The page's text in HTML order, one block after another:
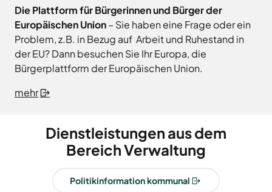
Die Plattform für Bürgerinnen und Bürger der
Europäischen Union– Sie haben eine Frage oder ein
Problem, z.B. in Bezug auf Arbeit und Ruhestand in
der EU? Dann besuchen Sie Ihr Europa, die
Bürgerplattform der Europäischen Union.
mehr
Dienstleistungen aus dem
Bereich Verwaltung
Politikinformation kommunal